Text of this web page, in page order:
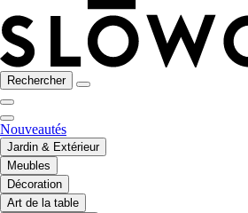
Rechercher
Nouveautés
Jardin & Extérieur
Meubles
Décoration
Art de la table